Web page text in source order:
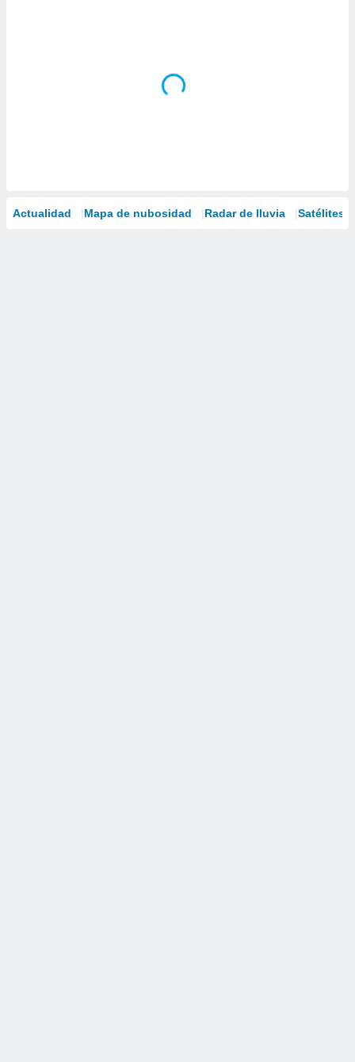
Actualidad Mapa de nubosidad Radar de lluvia Satélites